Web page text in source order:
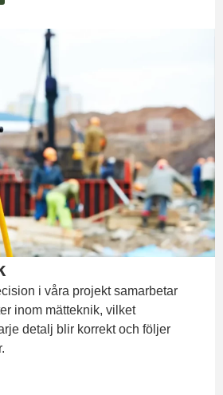
i våra projekt samarbetar
inom mätteknik, vilket
detalj blir korrekt och följer